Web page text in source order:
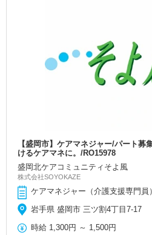
【盛岡市】ケアマネジャー/パート募
けるケアマネに。/RO15978
盛岡北ケアコミュニティそよ風
株式会社SOYOKAZE
ケアマネジャー（介護支援専門員
岩手県 盛岡市 三ツ割4丁目7-17
時給 1,300円 ～ 1,500円